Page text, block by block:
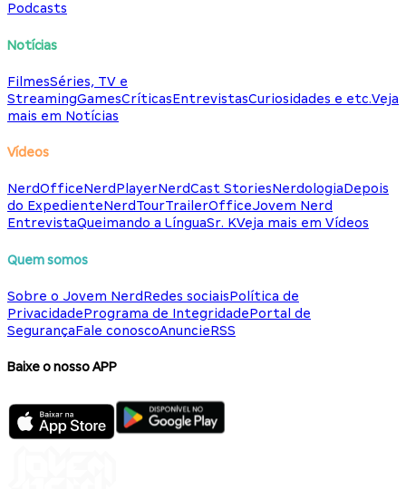
Podcasts
Notícias
FilmesSéries, TV e
StreamingGamesCríticasEntrevistasCuriosidades e etc.Veja
mais em Notícias
Vídeos
NerdOfficeNerdPlayerNerdCast StoriesNerdologiaDepois
do ExpedienteNerdTourTrailerOfficeJovem Nerd
EntrevistaQueimando a LínguaSr. KVeja mais em Vídeos
Quem somos
Sobre o Jovem NerdRedes sociaisPolítica de
PrivacidadePrograma de IntegridadePortal de
SegurançaFale conoscoAnuncieRSS
Baixe o nosso APP